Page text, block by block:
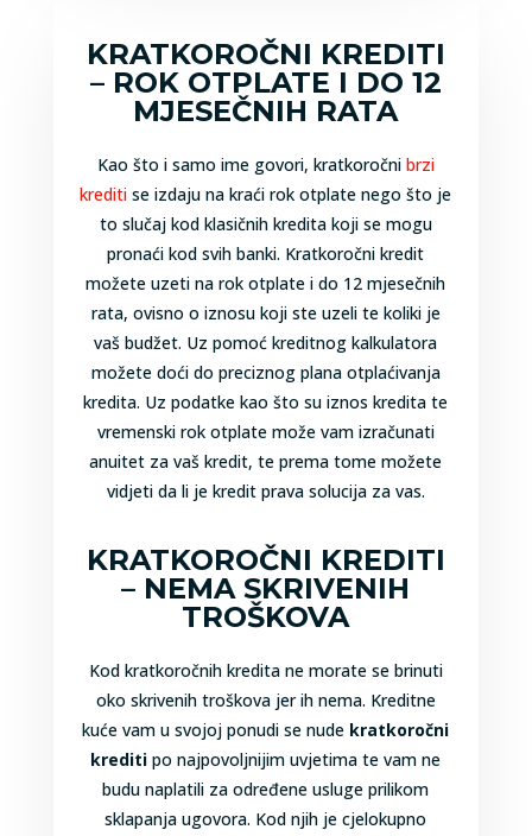
KRATKOROČNI KREDITI
– ROK OTPLATE I DO 12
MJESEČNIH RATA
Kao što i samo ime govori, kratkoročni brzi
krediti se izdaju na kraći rok otplate nego što je
to slučaj kod klasičnih kredita koji se mogu
pronaći kod svih banki. Kratkoročni kredit
možete uzeti na rok otplate i do 12 mjesečnih
rata, ovisno o iznosu koji ste uzeli te koliki je
vaš budžet. Uz pomoć kreditnog kalkulatora
možete doći do preciznog plana otplaćivanja
kredita. Uz podatke kao što su iznos kredita te
vremenski rok otplate može vam izračunati
anuitet za vaš kredit, te prema tome možete
vidjeti da li je kredit prava solucija za vas.
KRATKOROČNI KREDITI
– NEMA SKRIVENIH
TROŠKOVA
Kod kratkoročnih kredita ne morate se brinuti
oko skrivenih troškova jer ih nema. Kreditne
kuće vam u svojoj ponudi se nude kratkoročni
krediti po najpovoljnijim uvjetima te vam ne
budu naplatili za određene usluge prilikom
sklapanja ugovora. Kod njih je cjelokupno